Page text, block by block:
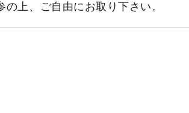
の上、ご自由にお取り下さい。